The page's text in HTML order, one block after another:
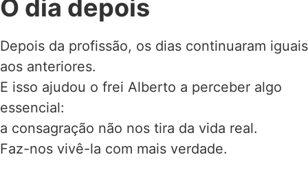
O dia depois
Depois da profissão, os dias continuaram iguais
aos anteriores.
E isso ajudou o frei Alberto a perceber algo
essencial:
a consagração não nos tira da vida real.
Faz-nos vivê-la com mais verdade.